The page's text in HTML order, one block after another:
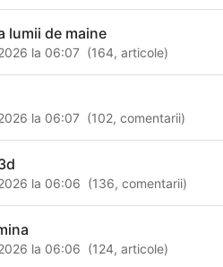
lumii de maine
la 06:07 (164,articole)
la 06:07 (102,comentarii)
la 06:06 (136,comentarii)
la 06:06 (124,articole)